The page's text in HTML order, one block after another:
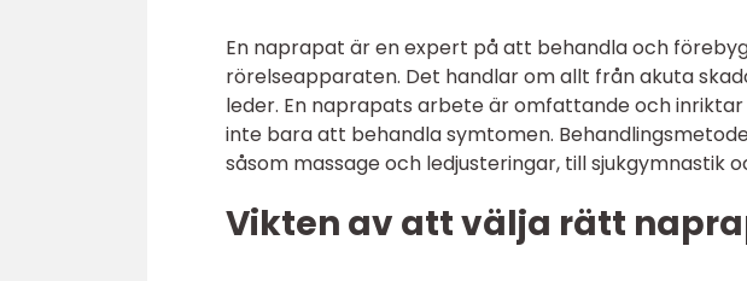
En naprapat är en expert på att behandla och
rörelseapparaten. Det handlar om allt från akuta
leder. En naprapats arbete är omfattande och
inte bara att behandla symtomen.
såsom massage och ledjusteringar, till sjukgymnastik
Vikten av att välja rätt